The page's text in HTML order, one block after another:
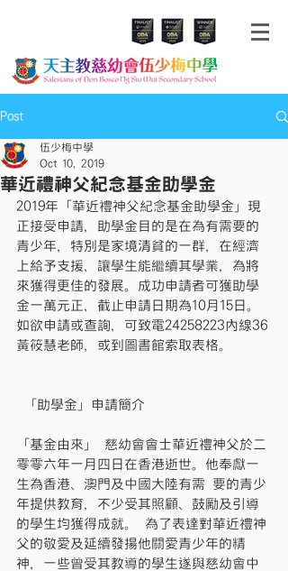
Post
華近禮神父紀念基金助學金
伍少梅中學
Oct 10, 2019
2019年「華近禮神父紀念基金助學金」現
正接受申請，助學金目的是在為有需要的
青少年，特別是家境清貧的一群，在經濟
上給予支援，讓學生能繼續其學業，為將
來獲得更佳的發展。成功申請者可獲助學
金一萬元正，截止申請日期為10月15日。
如欲申請或查詢，可致電24258223內線36
黃筱慧老師，或到圖書館索取表格。
「助學金」申請簡介
「基金由來」 慈幼會會士華近禮神父於二
零零六年一月四日在香港逝世。他奉獻一
生為香港、澳門及中國大陸有需 要的青少
年提供教育，不少受其照顧、鼓勵及引導
的學生均獲得成就。 為了表達對華近禮神
父的敬愛及延續發揚他關愛青少年的精
神，一些曾受其教導的學生遂與慈幼會中